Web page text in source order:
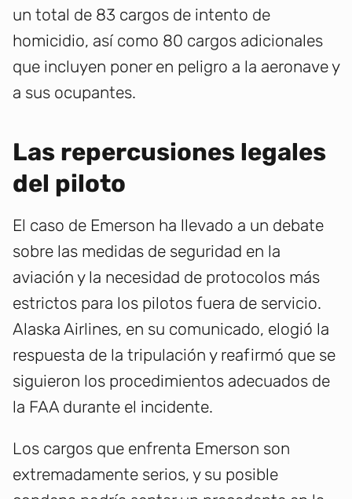
un total de 83 cargos de intento de
homicidio, así como 80 cargos adicionales
que incluyen poner en peligro a la aeronave y
a sus ocupantes.
Las repercusiones legales
del piloto
El caso de Emerson ha llevado a un debate
sobre las medidas de seguridad en la
aviación y la necesidad de protocolos más
estrictos para los pilotos fuera de servicio.
Alaska Airlines, en su comunicado, elogió la
respuesta de la tripulación y reafirmó que se
siguieron los procedimientos adecuados de
la FAA durante el incidente.
Los cargos que enfrenta Emerson son
extremadamente serios, y su posible